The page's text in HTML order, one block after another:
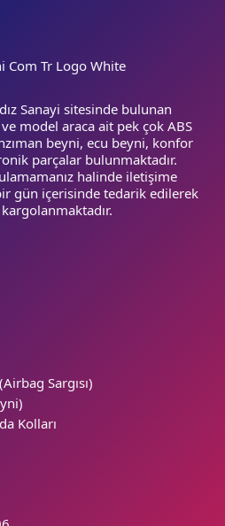
Sanayi sitesinde bulunan
model araca ait pek çok ABS
beyni, ecu beyni, konfor
parçalar bulunmaktadır.
halinde iletişime
gün içerisinde tedarik edilerek
kargolanmaktadır.
Sargısı)
Kolları